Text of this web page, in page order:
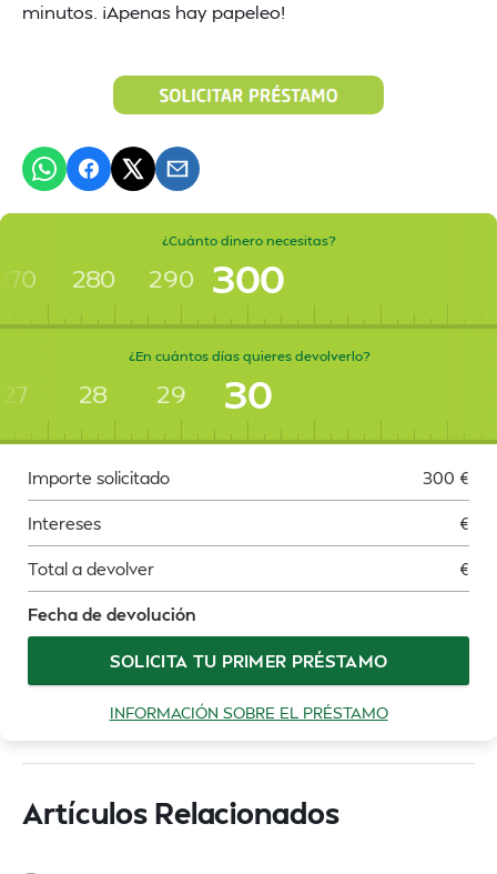
minutos. ¡Apenas hay papeleo!
¿Cuánto dinero necesitas?
280 290 300
¿En cuántos días quieres devolverlo?
27 28 29 30
Importe solicitado 300 €
Intereses €
Total a devolver €
Fecha de devolución
SOLICITA TU PRIMER PRÉSTAMO
INFORMACIÓN SOBRE EL PRÉSTAMO
Artículos Relacionados